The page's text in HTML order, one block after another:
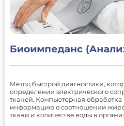
Биоимпеданс
Метод быстрой диагностики,
определении электрического
тканей. Компьютерная обработка
информацию о соотношении
ткани и количестве воды в